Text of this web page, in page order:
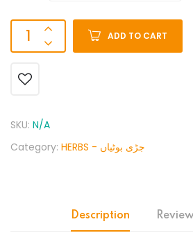
ADD TO CART
SKU: N/A
Category:
HERBS - جڑی بوٹیاں
Description